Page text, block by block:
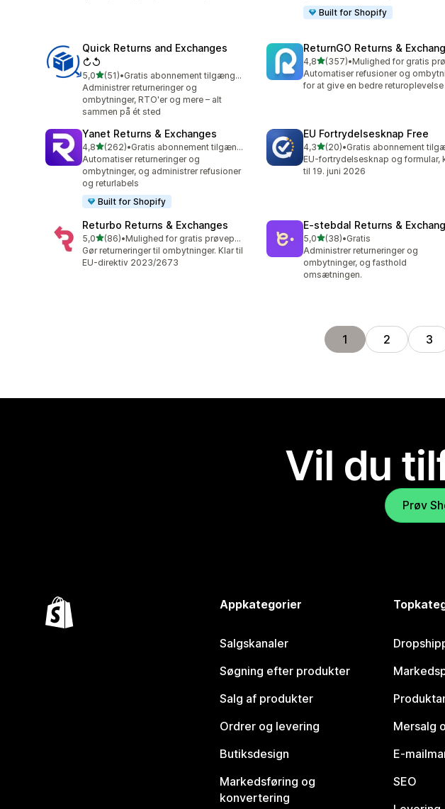
Built for Shopify
Quick Returns and Exchanges
↻↺
5,0ud af 5 stjerner
(51)
51 anmeldelser i alt
•
Gratis abonnement tilgængeligt
Administrer returneringer og
ombytninger, RTO'er og mere – alt
sammen på ét sted
ReturnGO Returns &
4,8ud af 5 stjerner
(357)
357 anmeldelser i alt
•
Automatiser refusioner og
for at give en bedre returoplevelse
Yanet Returns & Exchanges
4,8ud af 5 stjerner
(262)
262 anmeldelser i alt
•
Gratis abonnement tilgængeligt
Automatiser returneringer og
ombytninger, og administrer refusioner
og returlabels
Built for Shopify
EU Fortrydelsesknap Free
4,3ud af 5 stjerner
(20)
20 anmeldelser i alt
•
EU-fortrydelsesknap og formular,
til 19. juni 2026
Returbo Returns & Exchanges
5,0ud af 5 stjerner
(86)
86 anmeldelser i alt
•
Mulighed for gratis prøveperiode
Gør returneringer til ombytninger. Klar til
EU-direktiv 2023/2673
E‑stebdal Returns &
5,0ud af 5 stjerner
(38)
38 anmeldelser i alt
•Gratis
Administrer returneringer og
ombytninger, og fasthold
omsætningen.
1 2 3
Vil du
Prøv
Appkategorier
Salgskanaler
Søgning efter produkter
Salg af produkter
Ordrer og levering
Butiksdesign
Markedsføring og
konvertering
Mersalg
E-
SEO